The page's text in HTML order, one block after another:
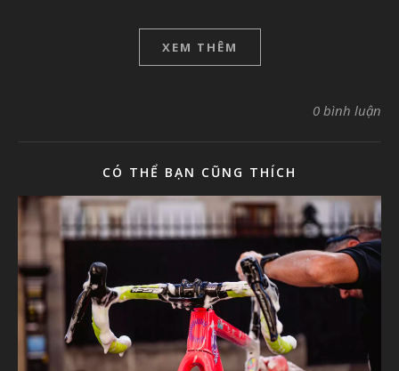
XEM THÊM
0 bình luận
CÓ THỂ BẠN CŨNG THÍCH